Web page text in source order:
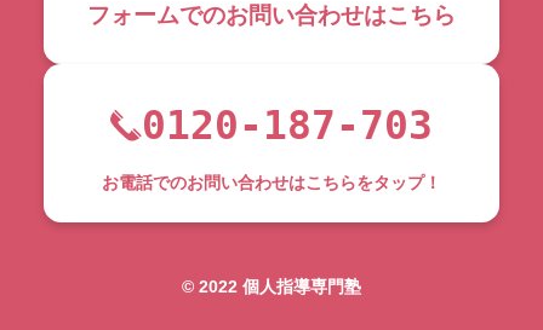
フォームでのお問い合わせはこちら
0120-187-703
お電話でのお問い合わせはこちらをタップ！
©︎ 2022 個人指導専門塾